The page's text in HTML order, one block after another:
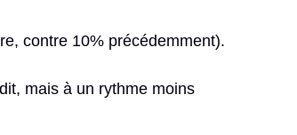
contre 10% précédemment).
mais à un rythme moins